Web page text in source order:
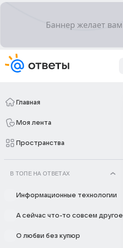
Главная
Моя лента
Пространства
В ТОПЕ НА ОТВЕТАХ
Информационные технологии
А сейчас что-то совсем другое
О любви без купюр